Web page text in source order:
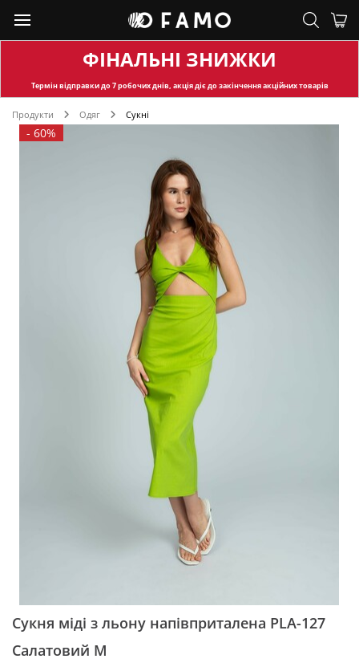
ФІНАЛЬНІ ЗНИЖКИ
Термін відправкидо 7 робочих днів, акція діє до закінчення акційних товарів
Продукти Одяг Сукні
- 60%
Сукня міді з льону напівприталена PLA-127
Салатовий M